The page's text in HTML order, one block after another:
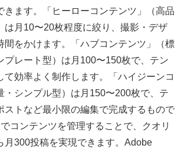
きます。「ヒーローコンテンツ」（高品
は月10〜20枚程度に絞り、撮影・デザ
間をかけます。「ハブコンテンツ」（標
プレート型）は月100〜150枚で、テン
て効率よく制作します。「ハイジーンコ
・シンプル型）は月150〜200枚で、テ
ストなど最小限の編集で完成するもので
コンテンツを管理することで、クオリ
月300投稿を実現できます。Adobe